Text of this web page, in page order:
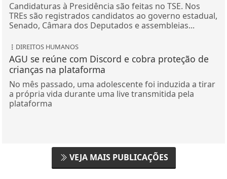
Candidaturas à Presidência são feitas no TSE. Nos
TREs são registrados candidatos ao governo estadual,
Senado, Câmara dos Deputados e assembleias...
DIREITOS HUMANOS
AGU se reúne com Discord e cobra proteção de
crianças na plataforma
No mês passado, uma adolescente foi induzida a tirar
a própria vida durante uma live transmitida pela
plataforma
VEJA MAIS PUBLICAÇÕES